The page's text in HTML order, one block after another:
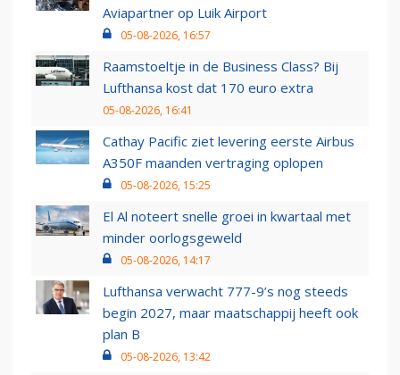
Aviapartner op Luik Airport
05-08-2026, 16:57
Raamstoeltje in de Business Class? Bij
Lufthansa kost dat 170 euro extra
05-08-2026, 16:41
Cathay Pacific ziet levering eerste Airbus
A350F maanden vertraging oplopen
05-08-2026, 15:25
El Al noteert snelle groei in kwartaal met
minder oorlogsgeweld
05-08-2026, 14:17
Lufthansa verwacht 777-9’s nog steeds
begin 2027, maar maatschappij heeft ook
plan B
05-08-2026, 13:42